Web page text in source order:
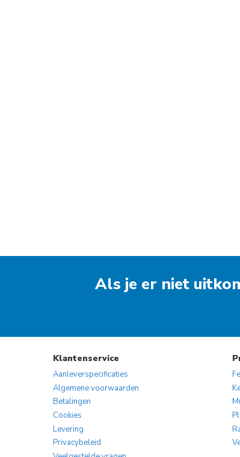
Als je er niet
Klantenservice
Aanleverspecificaties
Algemene voorwaarden
Betalingen
Cookies
Levering
Privacybeleid